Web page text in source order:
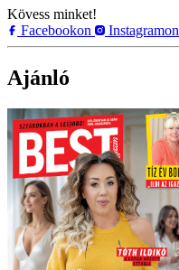
Kövess minket!
Facebookon
Instagramon
Ajánló